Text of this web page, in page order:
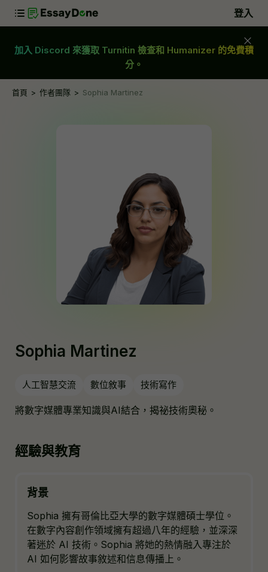
登入
加入 Discord 來獲取 Turnitin 檢查和 Humanizer 的免費積
分。
首頁 作者團隊 Sophia Martinez
Sophia Martinez
人工智慧交流 數位敘事 技術寫作
將數字媒體專業知識與AI結合，揭祕技術奧秘。
經驗與教育
背景
Sophia 擁有哥倫比亞大學的數字媒體碩士學位。
在數字內容創作領域擁有超過八年的經驗，並深深
著迷於 AI 技術。Sophia 將她的熱情融入專注於
AI 如何影響故事敘述和信息傳播上。